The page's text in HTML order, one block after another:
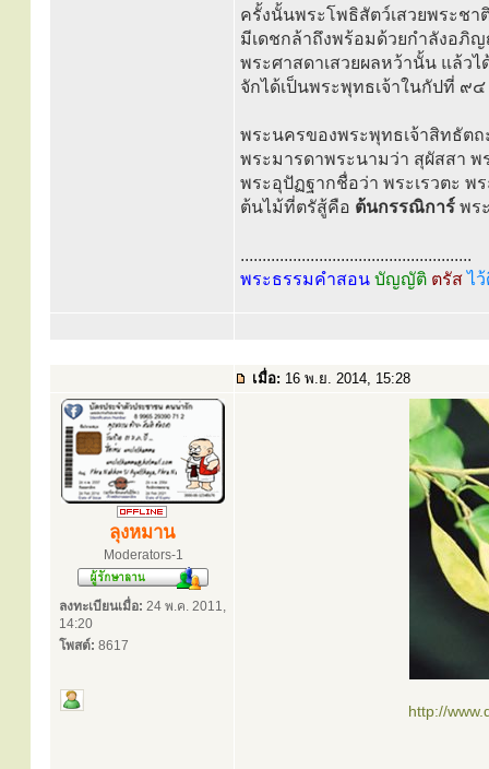
ครั้งนั้นพระโพธิสัตว์เสวยพระชา
มีเดชกล้าถึงพร้อมด้วยกำลังอภิ
พระศาสดาเสวยผลหว้านั้น แล้ว
จักได้เป็นพระพุทธเจ้าในกัปที่ ๙๔
พระนครของพระพุทธเจ้าสิทธัตถ
พระมารดาพระนามว่า สุผัสสา
พระอุปัฏฐากชื่อว่า พระเรวตะ พ
ต้นไม้ที่ตรัสู้คือ ต้นกรรณิการ์ พร
.....................................................
พระธรรมคำสอน บัญญัติ ตรัสไ
เมื่อ: 16 พ.ย. 2014, 15:28
ลุงหมาน
Moderators-1
ลงทะเบียนเมื่อ: 24 พ.ค. 2011,
14:20
โพสต์: 8617
http://